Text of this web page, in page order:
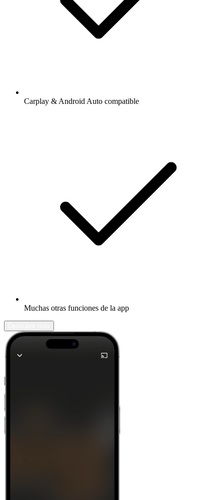
Carplay & Android Auto compatible
Muchas otras funciones de la app